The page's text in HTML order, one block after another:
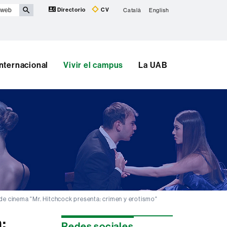
Directorio CV Català English
Vivir el campus La UAB
cinema "Mr. Hitchcock presenta: crimen y erotismo"
Información